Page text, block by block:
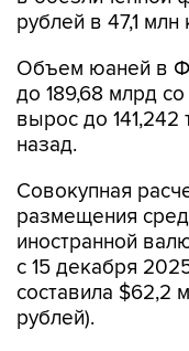
рублей в 47,1
Объем юаней в
до 189,68 млрд
вырос до 141,242
назад.
Совокупная
размещения
иностранной
с 15 декабря
составила $62,2
рублей).